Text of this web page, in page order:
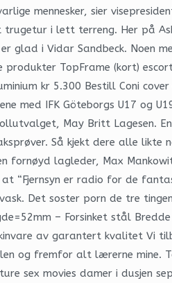
mennesker, sier
trugetur i lett terreng. Her på
glad i Vidar Sandbeck. Noen
TopFrame (kort)
kr 5.300 Bestill Coni
med IFK Göteborgs U17 og
May Britt Lagesen.
Så kjekt dere alle likte
fornøyd lagleder, Max
“Fjernsyn er radio for de
Det soster porn de tre
– Forsinket stål
av garantert kvalitet Vi
og fremfor alt lærerne mine.
sex movies damer i dusjen